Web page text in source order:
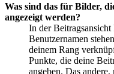
Was sind das für Bilder,
angezeigt werden?
In der
Benutzernamen
deinem Rang
Punkte, die deine
angeben. Das